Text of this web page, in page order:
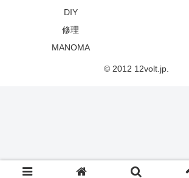
DIY
修理
MANOMA
© 2012 12volt.jp.